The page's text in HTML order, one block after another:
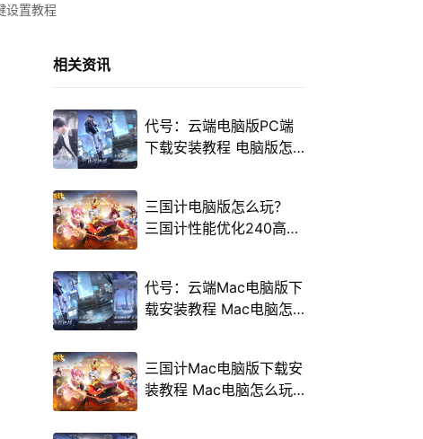
设置教程
相关资讯
代号：云端电脑版PC端
下载安装教程 电脑版怎
三国计电脑版怎么玩？
三国计性能优化240高帧
代号：云端Mac电脑版下
载安装教程 Mac电脑怎
三国计Mac电脑版下载安
装教程 Mac电脑怎么玩